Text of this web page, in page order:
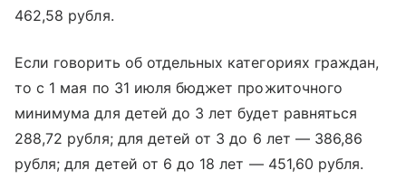
462,58 рубля.
Если говорить об отдельных категориях граждан,
то с 1 мая по 31 июля бюджет прожиточного
минимума для детей до 3 лет будет равняться
288,72 рубля; для детей от 3 до 6 лет — 386,86
рубля; для детей от 6 до 18 лет — 451,60 рубля.